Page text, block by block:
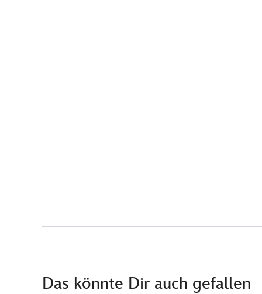
Das könnte Dir auch gefallen